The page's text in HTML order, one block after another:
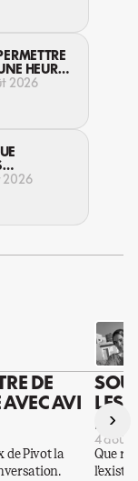
HEURE
2026
2026
DE
AVEC AVI
de Pivot la
LES
DES
4 août
Que
›